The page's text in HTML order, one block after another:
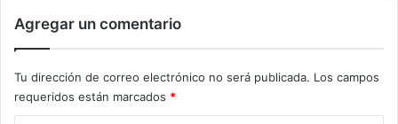
Agregar un comentario
Tu dirección de correo electrónico no será publicada. Los campos
requeridos están marcados *